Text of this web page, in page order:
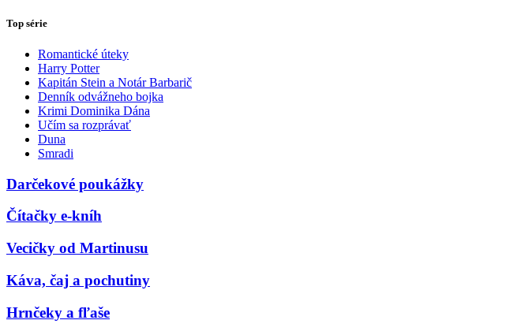
Top série
Romantické úteky
Harry Potter
Kapitán Stein a Notár Barbarič
Denník odvážneho bojka
Krimi Dominika Dána
Učím sa rozprávať
Duna
Smradi
Darčekové poukážky
Čítačky e-kníh
Vecičky od Martinusu
Káva, čaj a pochutiny
Hrnčeky a fľaše